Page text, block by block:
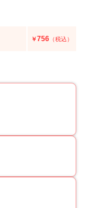
￥756 （税込）